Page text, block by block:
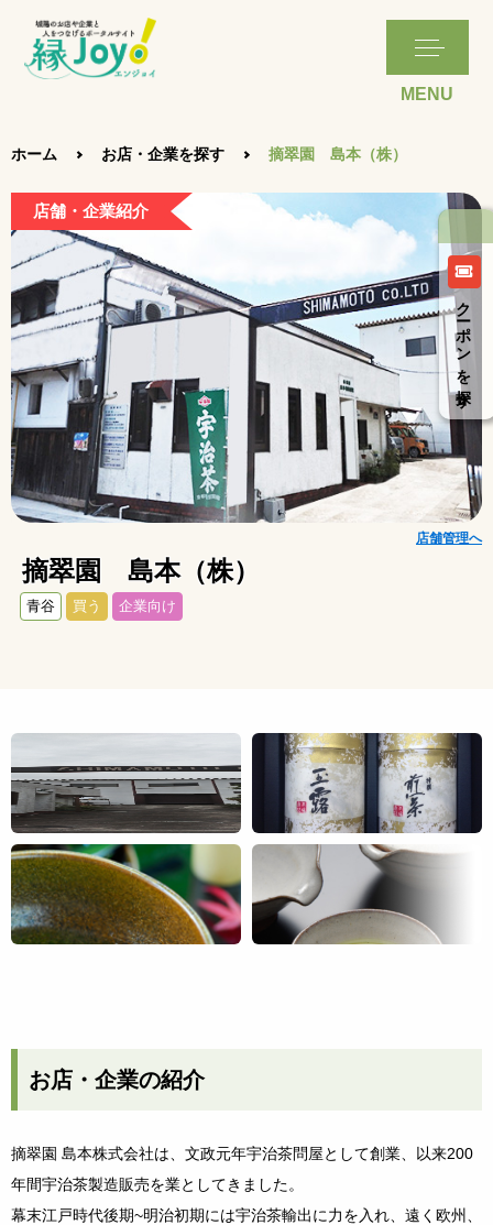
クーポンを探す
ホーム お店・企業を探す 摘翠園 島本（株）
店舗・企業紹介
店舗管理へ
摘翠園 島本（株）
青谷 買う 企業向け
お店・企業の紹介
摘翠園 島本株式会社は、文政元年宇治茶問屋として創業、以来200
年間宇治茶製造販売を業としてきました。
幕末江戸時代後期~明治初期には宇治茶輸出に力を入れ、遠く欧州、